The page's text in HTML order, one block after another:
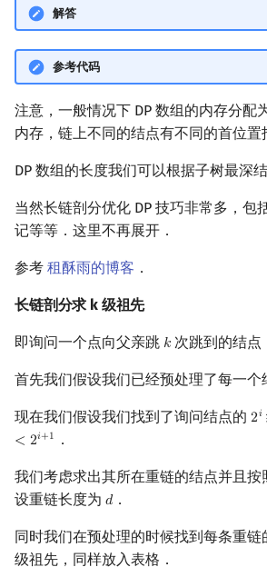
解答
参考代码
注意，一般情况下 DP 数组的内存分配
内存，链上不同的结点有不同的首位置
DP 数组的长度我们可以根据子树最深
当然长链剖分优化 DP 技巧非常多，包
记等等．这里不再展开．
参考 租酥雨的博客 ．
长链剖分求 k 级祖先
即询问一个点向父亲跳 𝑘
k 次跳到的结点
首先我们假设我们已经预处理了每一个
现在我们假设我们找到了询问结点的 2𝑖
2i
< 2𝑖+1 ．
我们考虑求出其所在重链的结点并且按
设重链长度为 𝑑
d．
同时我们在预处理的时候找到每条重链
级祖先，同样放入表格．